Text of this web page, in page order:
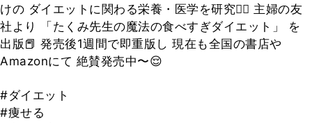
けの ダイエットに関わる栄養・医学を研究👨‍⚕️ 主婦の友
社より 「たくみ先生の魔法の食べすぎダイエット」 を
出版📕 発売後1週間で即重版し 現在も全国の書店や
Amazonにて 絶賛発売中〜😌
#ダイエット
#痩せる